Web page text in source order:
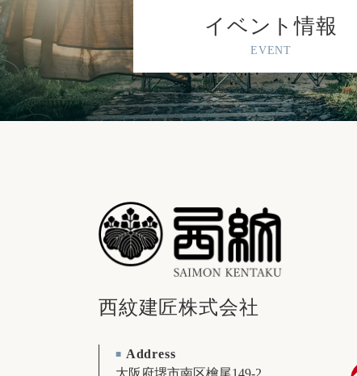
イベント情報
EVENT
西紋建匠株式会社
■ Address
大阪府堺市南区檜尾149-2